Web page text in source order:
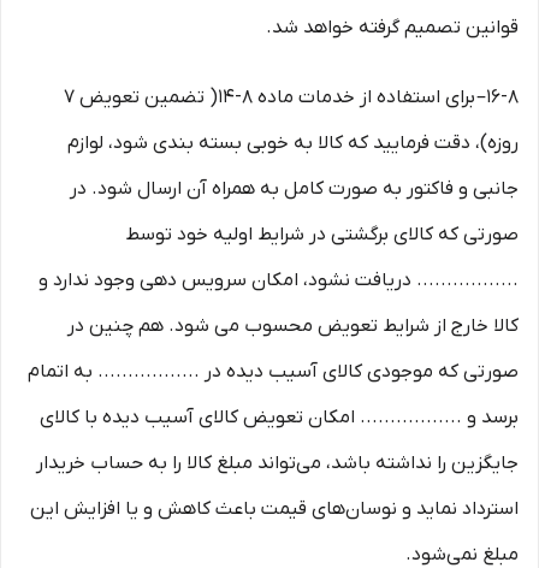
قوانین تصمیم گرفته خواهد شد.
۱۶-۸– برای استفاده از خدمات ماده ۸-۱۴( تضمین تعویض ۷
روزه)، دقت فرمایید که کالا به ‏خوبی بسته ‌بندی شود، لوازم
جانبی و فاکتور به صورت کامل به همراه آن ارسال شود. در
صورتی که کالای برگشتی در شرایط اولیه خود توسط
................. دریافت نشود، امکان سرویس دهی وجود ندارد و
کالا خارج از شرایط تعویض محسوب می شود. هم چنین در
صورتی که موجودی کالای آسیب دیده در ................. به اتمام
برسد و ................. امکان تعویض کالای آسیب دیده با کالای
جایگزین را نداشته باشد، می‌تواند مبلغ کالا را به حساب خریدار
استرداد نماید و نوسان‏‌های قیمت باعث کاهش و یا افزایش این
مبلغ نمی‌‏شود.